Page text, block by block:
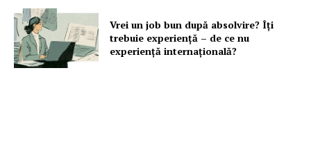
Vrei un job bun după absolvire? Îți
trebuie experiență – de ce nu
experiență internațională?